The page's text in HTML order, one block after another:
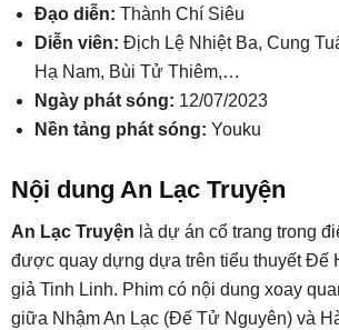
Đạo diễn: Thành Chí Siêu
Diễn viên: Địch Lệ Nhiệt Ba, Cung
Hạ Nam, Bùi Tử Thiêm,…
Ngày phát sóng: 12/07/2023
Nền tảng phát sóng: Youku
Nội dung An Lạc Truyện
An Lạc Truyện là dự án cổ trang trong
được quay dựng dựa trên tiểu thuyết Đế
giả Tinh Linh. Phim có nội dung xoay
giữa Nhậm An Lạc (Đế Tử Nguyên) và